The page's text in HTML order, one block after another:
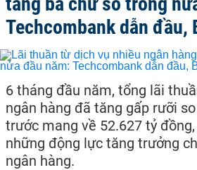
Techcombank dẫn đầu,
6 tháng đầu năm, tổng lãi
ngân hàng đã tăng gấp rưỡi
trước mang về 52.627 tỷ
những động lực tăng trưởng
ngân hàng.